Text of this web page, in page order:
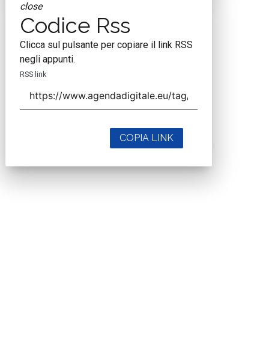
close
Codice Rss
Clicca sul pulsante per copiare il link RSS
negli appunti.
RSS link
COPIA LINK